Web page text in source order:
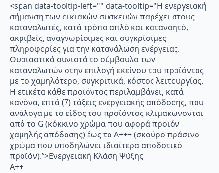
<span data-tooltip-left="" data-tooltip="Η ενεργειακή
σήμανση των οικιακών συσκευών παρέχει στους
καταναλωτές, κατά τρόπο απλό και κατανοητό,
ακριβείς, αναγνωρίσιμες και συγκρίσιμες
πληροφορίες για την κατανάλωση ενέργειας.
Ουσιαστικά συνιστά το σύμβουλο των
καταναλωτών στην επιλογή εκείνου του προϊόντος
με το χαμηλότερο, συγκριτικά, κόστος λειτουργίας.
Η ετικέτα κάθε προϊόντος περιλαμβάνει, κατά
κανόνα, επτά (7) τάξεις ενεργειακής απόδοσης, που
ανάλογα με το είδος του προϊόντος κλιμακώνονται
από το G (κόκκινο χρώμα που αφορά προϊόν
χαμηλής απόδοσης) έως το Α+++ (σκούρο πράσινο
χρώμα που υποδηλώνει ιδιαίτερα αποδοτικό
προϊόν).”>Ενεργειακή Κλάση Ψύξης
A++